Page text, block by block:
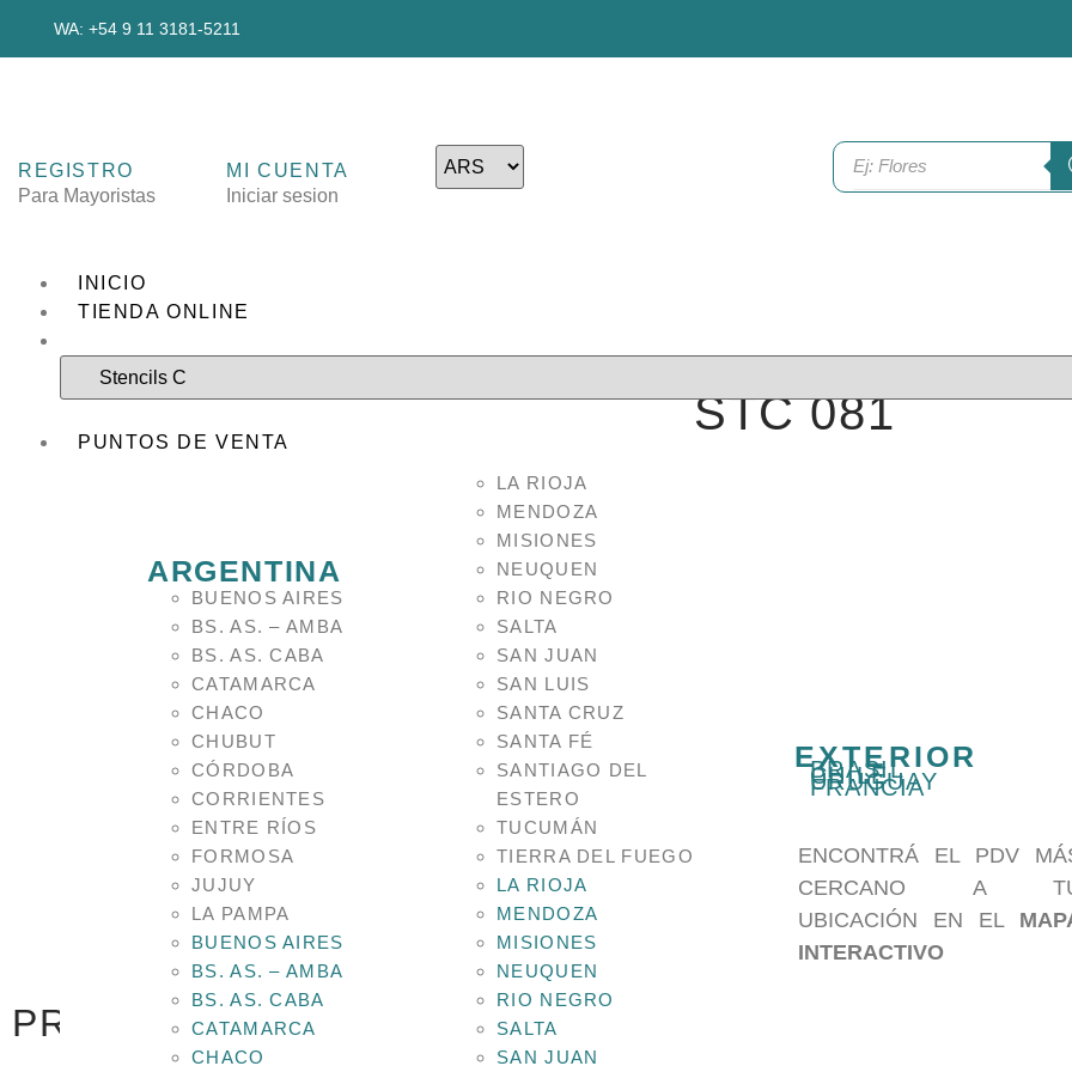
WA: +54 9 11 3181-5211
REGISTRO
Para Mayoristas
MI CUENTA
Iniciar sesion
INICIO
TIENDA ONLINE
PUNTOS DE VENTA
ARGENTINA
BUENOS AIRES
BS. AS. – AMBA
BS. AS. CABA
CATAMARCA
CHACO
CHUBUT
CÓRDOBA
CORRIENTES
ENTRE RÍOS
FORMOSA
JUJUY
LA PAMPA
BUENOS AIRES
BS. AS. – AMBA
BS. AS. CABA
CATAMARCA
CHACO
LA RIOJA
MENDOZA
MISIONES
NEUQUEN
RIO NEGRO
SALTA
SAN JUAN
SAN LUIS
SANTA CRUZ
SANTA FÉ
SANTIAGO DEL
ESTERO
TUCUMÁN
TIERRA DEL FUEGO
LA RIOJA
MENDOZA
MISIONES
NEUQUEN
RIO NEGRO
SALTA
SAN JUAN
EXTERIOR
BRASIL
CHILE
URUGUAY
FRANCIA
ENCONTRÁ EL PDV
CERCANO A
UBICACIÓN EN EL
INTERACTIVO
STC 081
Dimensiones 12 × 20 cm
Stencils,Stencils C
PRODUCTOS RELACIONADOS